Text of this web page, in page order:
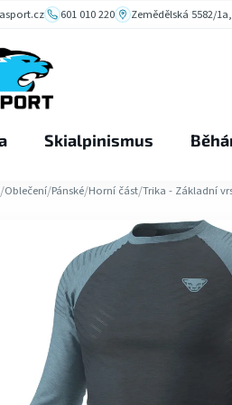
601 010 220 Zemědělská 5582/
Skialpinismus
/Oblečení/Pánské/Horní část/Trika - Základní